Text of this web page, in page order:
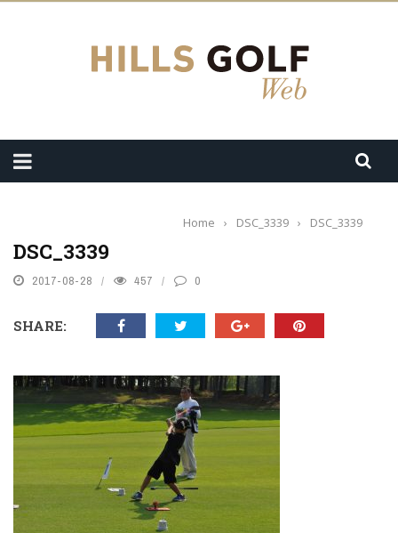
Home › DSC_3339 › DSC_3339
DSC_3339
2017-08-28 457 0
SHARE: